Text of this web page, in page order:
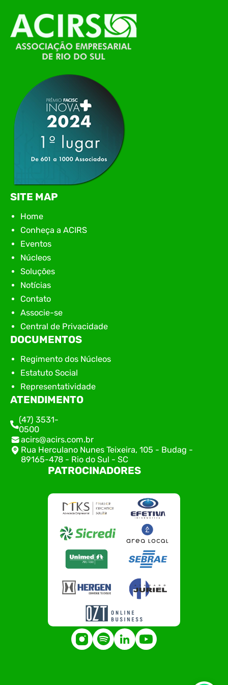
O Polo ACATE-ACIRS, por meio do NIAVI – Núcleo
de Tecnologia da Informação do Alto Vale do
Itajaí, realizou, no dia 21 de julho, o evento
Conexão Tech NIAVI, reunindo empresas de
tecnologia da região para uma noite de
apresentação de novas iniciativas para o setor. O
encontro aconteceu em Rio…
SITE MAP
Home
Conheça a ACIRS
Eventos
Núcleos
Soluções
Notícias
Contato
Associe-se
Central de Privacidade
DOCUMENTOS
Regimento dos Núcleos
Estatuto Social
Representatividade
ATENDIMENTO
(47) 3531-
0500
acirs@acirs.com.br
Rua Herculano Nunes Teixeira, 105 - Budag -
89165-478 - Rio do Sul - SC
PATROCINADORES